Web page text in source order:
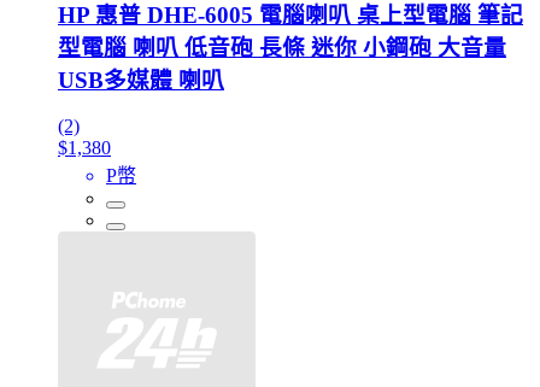
HP 惠普 DHE-6005 電腦喇叭 桌上型電腦 筆記
型電腦 喇叭 低音砲 長條 迷你 小鋼砲 大音量
USB多媒體 喇叭
(2)
$1,380
P幣